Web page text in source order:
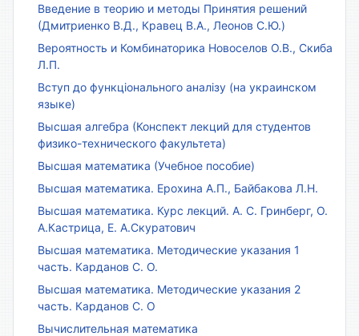
Введение в теорию и методы Принятия решений
(Дмитриенко В.Д., Кравец В.А., Леонов С.Ю.)
Вероятность и Комбинаторика Новоселов О.В., Скиба
Л.П.
Вступ до функціонального аналізу (на украинском
языке)
Высшая алгебра (Конспект лекций для студентов
физико-технического факультета)
Высшая математика (Учебное пособие)
Высшая математика. Ерохина А.П., Байбакова Л.Н.
Высшая математика. Курс лекций. А. С. Гринберг, О.
А.Кастрица, Е. А.Скуратович
Высшая математика. Методические указания 1
часть. Карданов С. О.
Высшая математика. Методические указания 2
часть. Карданов С. О
Вычислительная математика